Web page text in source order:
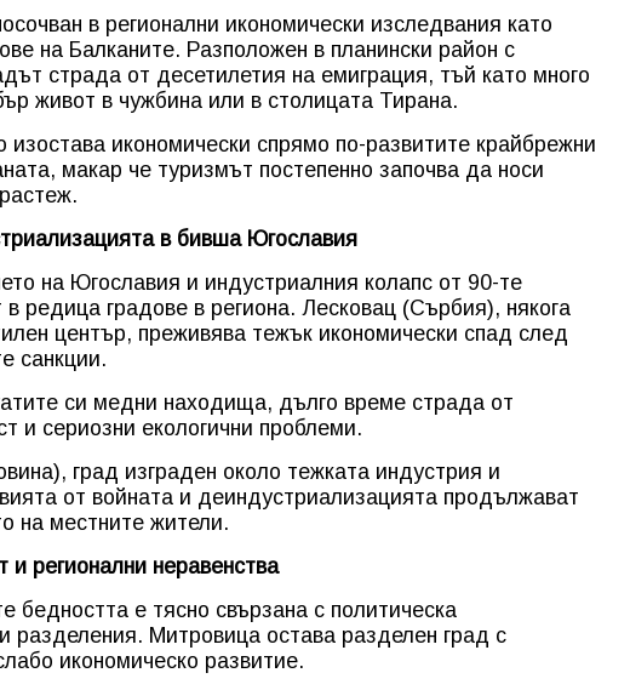
в регионални икономически изследвания като
на Балканите. Разположен в планински район с
страда от десетилетия на емиграция, тъй като много
живот в чужбина или в столицата Тирана.
икономически спрямо по-развитите крайбрежни
макар че туризмът постепенно започва да носи
в бивша Югославия
на Югославия и индустриалния колапс от 90-те
редица градове в региона. Лесковац (Сърбия), някога
център, преживява тежък икономически спад след
санкции.
си медни находища, дълго време страда от
и сериозни екологични проблеми.
град изграден около тежката индустрия и
от войната и деиндустриализацията продължават
на местните жители.
и регионални неравенства
бедността е тясно свързана с политическа
разделения. Митровица остава разделен град с
икономическо развитие.